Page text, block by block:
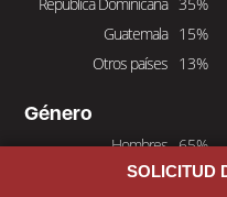
Guatemala 15%
Otros países 13%
Género
Hombres 65%
Mujeres 35%
SOLICITUD